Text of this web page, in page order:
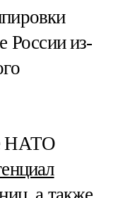
России из-
НАТО